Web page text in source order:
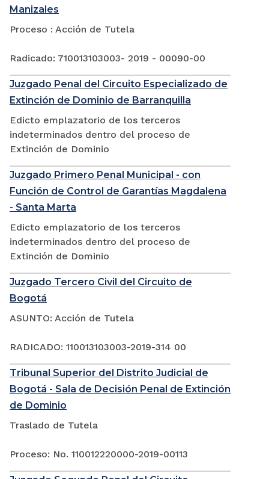
Manizales
Proceso : Acción de Tutela
Radicado: 710013103003- 2019 - 00090-00
Juzgado Penal del Circuito Especializado de
Extinción de Dominio de Barranquilla
Edicto emplazatorio de los terceros
indeterminados dentro del proceso de
Extinción de Dominio
Juzgado Primero Penal Municipal - con
Función de Control de Garantías Magdalena
- Santa Marta
Edicto emplazatorio de los terceros
indeterminados dentro del proceso de
Extinción de Dominio
Juzgado Tercero Civil del Circuito de
Bogotá
ASUNTO: Acción de Tutela
RADICADO: 110013103003-2019-314 00
Tribunal Superior del Distrito Judicial de
Bogotá - Sala de Decisión Penal de Extinción
de Dominio
Traslado de Tutela
Proceso: No. 110012220000-2019-00113